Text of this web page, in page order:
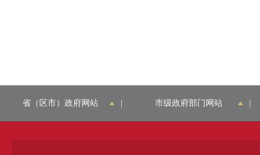
省（区市）政府网站 市级政府部门网站